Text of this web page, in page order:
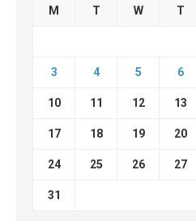
M T W T
3 4 5 6
10 11 12 13
17 18 19 20
24 25 26 27
31